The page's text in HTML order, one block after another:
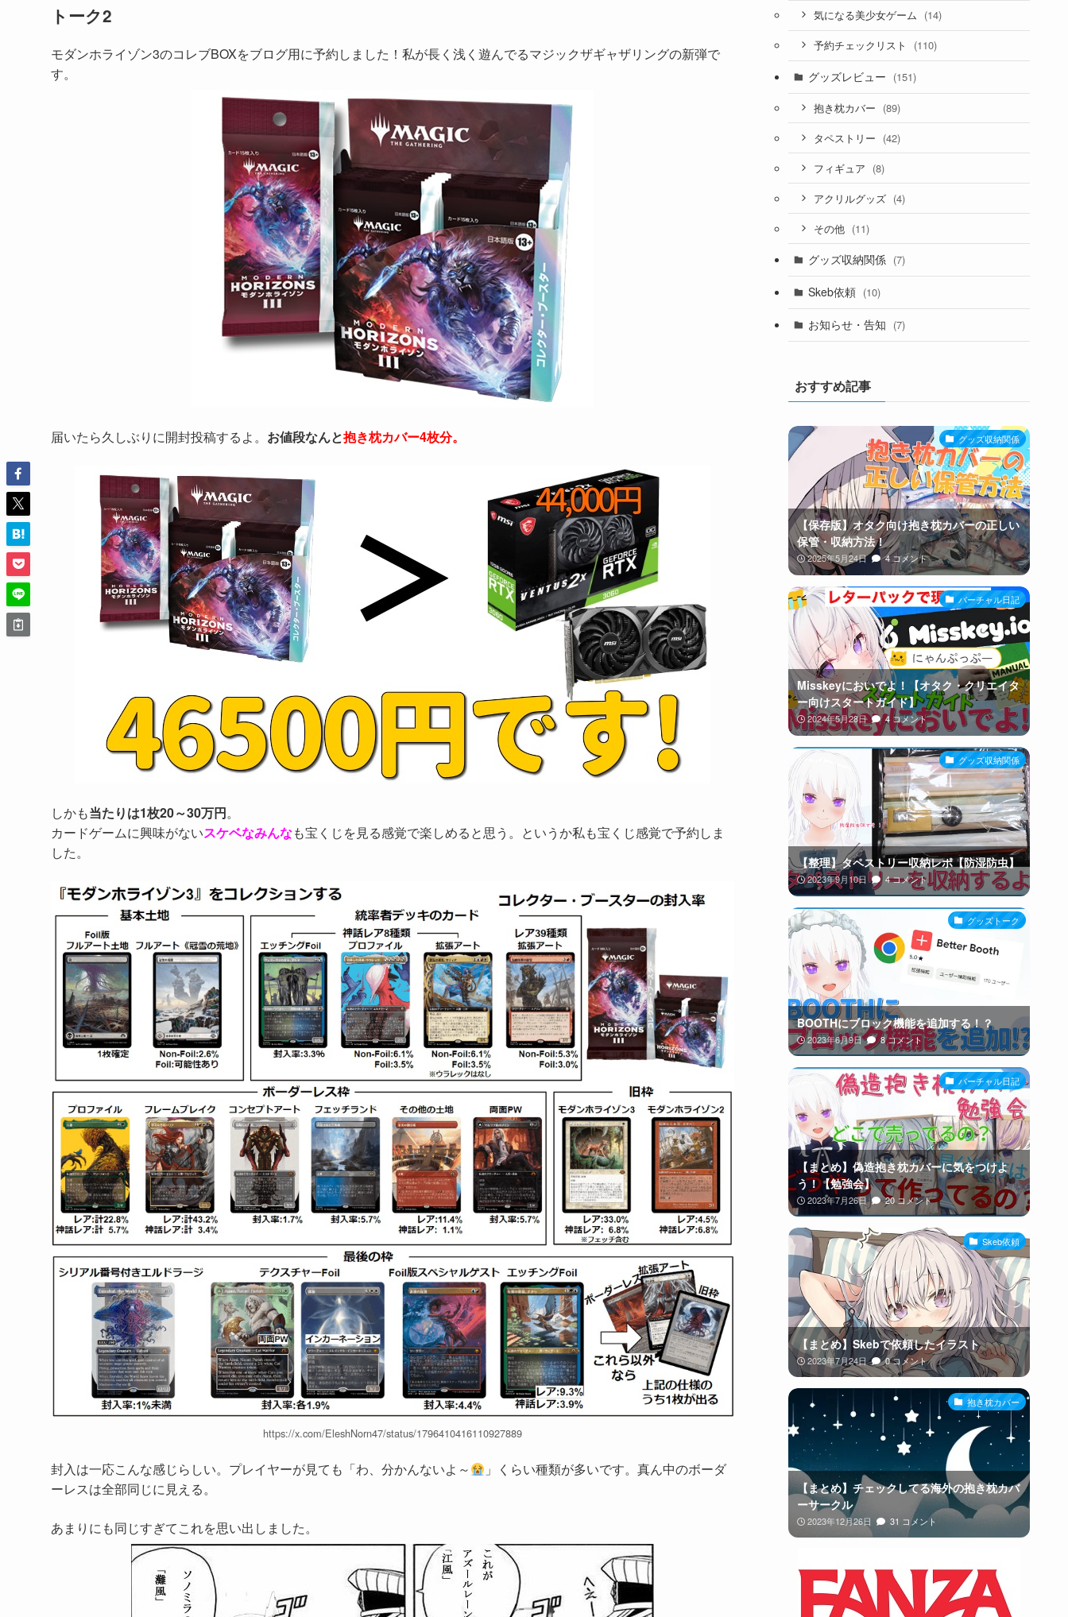
トーク2
モダンホライゾン3のコレブBOXをブログ用に予約しました！私が長く浅く遊んでるマジックザギャザリングの新弾で
す。
届いたら久しぶりに開封投稿するよ。 お値段なんと抱き枕カバー4枚分。
しかも当たりは1枚20～30万円。
カードゲームに興味がないスケベなみんなも宝くじを見る感覚で楽しめると思う。というか私も宝くじ感覚で予約しま
した。
https://x.com/EleshNorn47/status/1796410416110927889
封入は一応こんな感じらしい。プレイヤーが見ても「わ、分かんないよ～
」くらい種類が多いです。真ん中のボーダ
ーレスは全部同じに見える。
あまりにも同じすぎてこれを思い出しました。
気になる美少女ゲーム (14)
予約チェックリスト (110)
グッズレビュー (151)
抱き枕カバー (89)
タペストリー (42)
フィギュア (8)
アクリルグッズ (4)
その他 (11)
グッズ収納関係 (7)
Skeb依頼 (10)
お知らせ・告知 (7)
おすすめ記事
グッズ収納関係
【保存版】オタク向け抱き枕カバーの正しい
保管・収納方法！
2025年5月24日 4 コメント
バーチャル日記
Misskeyにおいでよ！【オタク・クリエイタ
ー向けスタートガイド】
2024年5月28日 4 コメント
グッズ収納関係
【整理】タペストリー収納レポ【防湿防虫】
2023年9月10日 4 コメント
グッズトーク
BOOTHにブロック機能を追加する！？
2023年6月9日 8 コメント
バーチャル日記
【まとめ】偽造抱き枕カバーに気をつけよ
う！【勉強会】
2023年7月26日 20 コメント
Skeb依頼
【まとめ】Skebで依頼したイラスト
2023年7月24日 0 コメント
抱き枕カバー
【まとめ】チェックしてる海外の抱き枕カバ
ーサークル
2023年12月26日 31 コメント